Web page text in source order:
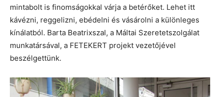
mintabolt is finomságokkal várja a betérőket. Lehet itt
kávézni, reggelizni, ebédelni és vásárolni a különleges
kínálatból. Barta Beatrixszal, a Máltai Szeretetszolgálat
munkatársával, a FETEKERT projekt vezetőjével
beszélgettünk.